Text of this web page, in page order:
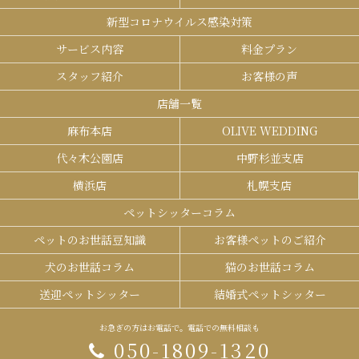
新型コロナウイルス感染対策
サービス内容
料金プラン
スタッフ紹介
お客様の声
店舗一覧
麻布本店
OLIVE WEDDING
代々木公園店
中野杉並支店
横浜店
札幌支店
ペットシッターコラム
ペットのお世話豆知識
お客様ペットのご紹介
犬のお世話コラム
猫のお世話コラム
送迎ペットシッター
結婚式ペットシッター
お急ぎの方はお電話で。電話での無料相談も
050-1809-1320